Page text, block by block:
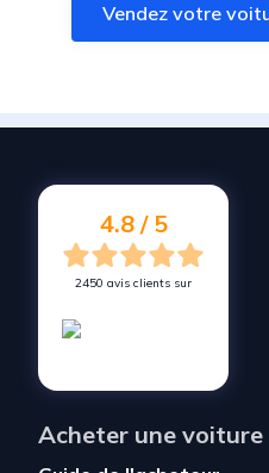
Vendez votre
Vendez votre
Vendez votre
4.8 / 5
2450 avis clients sur
Acheter une voiture